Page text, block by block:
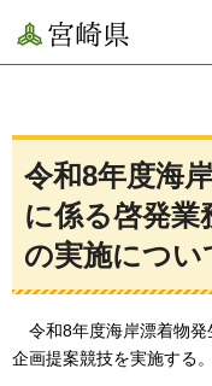
宮崎県
令和8年度海
に係る啓発業
の実施につい
令和8年度海岸漂着物発
企画提案競技を実施する。